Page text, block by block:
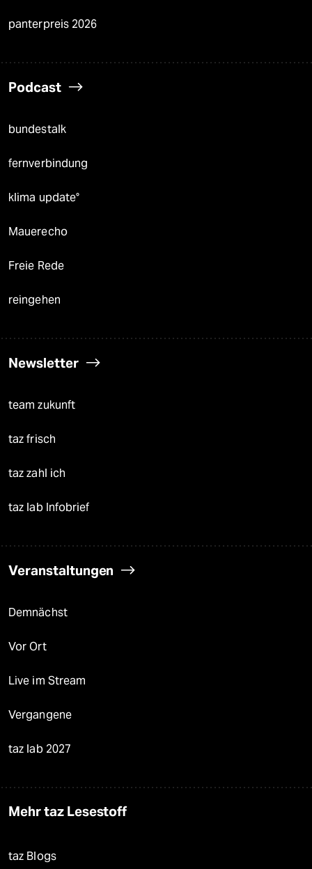
panterpreis 2026
Podcast
bundestalk
fernverbindung
klima update°
Mauerecho
Freie Rede
reingehen
Newsletter
team zukunft
taz frisch
taz zahl ich
taz lab Infobrief
Veranstaltungen
Demnächst
Vor Ort
Live im Stream
Vergangene
taz lab 2027
Mehr taz Lesestoff
taz Blogs